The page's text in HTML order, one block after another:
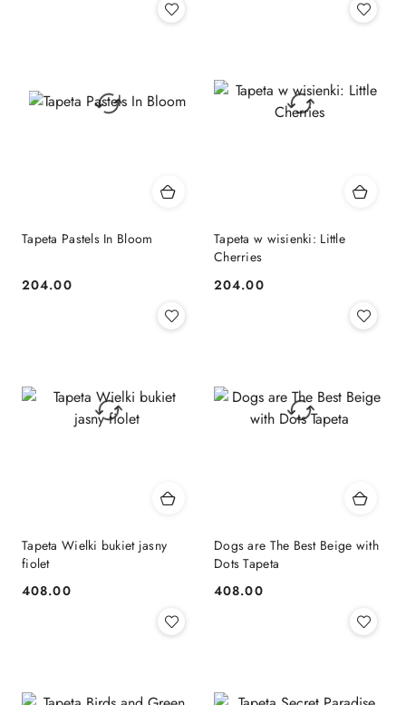
Tapeta Pastels In Bloom
Cena:
204.00
Tapeta w wisienki: Little
Cherries
Cena:
204.00
Tapeta Wielki bukiet jasny
fiolet
Cena:
408.00
Dogs are The Best Beige with
Dots Tapeta
Cena:
408.00